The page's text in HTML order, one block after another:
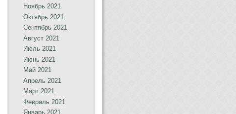
Ноябрь 2021
Октябрь 2021
Сентябрь 2021
Август 2021
Июль 2021
Июнь 2021
Май 2021
Апрель 2021
Март 2021
Февраль 2021
Январь 2021